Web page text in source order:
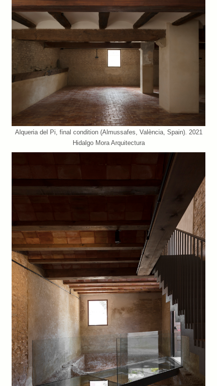
Alqueria del Pi, final condition (Almussafes, València, Spain). 2021
Hidalgo Mora Arquitectura